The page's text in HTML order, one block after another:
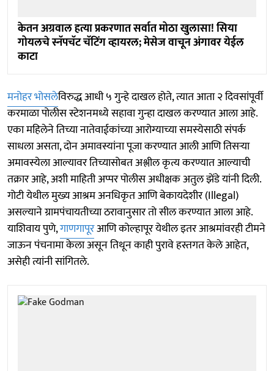
केतन अग्रवाल हत्या प्रकरणात सर्वात मोठा खुलासा! सिया
गोयलचे स्नॅपचॅट चॅटिंग व्हायरल; मेसेज वाचून अंगावर येईल
काटा
मनोहर भोसलेविरुद्ध आधी ५ गुन्हे दाखल होते, त्यात आता २ दिवसांपूर्वी
करमाळा पोलीस स्टेशनमध्ये सहावा गुन्हा दाखल करण्यात आला आहे.
एका महिलेने तिच्या नातेवाईकांच्या आरोग्याच्या समस्येसाठी संपर्क
साधला असता, दोन अमावस्यांना पूजा करण्यात आली आणि तिसऱ्या
अमावस्येला आल्यावर तिच्यासोबत अश्लील कृत्य करण्यात आल्याची
तक्रार आहे, अशी माहिती अप्पर पोलीस अधीक्षक अतुल झेंडे यांनी दिली.
गोटी येथील मुख्य आश्रम अनधिकृत आणि बेकायदेशीर (Illegal)
असल्याने ग्रामपंचायतीच्या ठरावानुसार तो सील करण्यात आला आहे.
याशिवाय पुणे,गाणगापूरआणि कोल्हापूर येथील इतर आश्रमांवरही टीमने
जाऊन पंचनामा केला असून तिथून काही पुरावे हस्तगत केले आहेत,
असेही त्यांनी सांगितले.